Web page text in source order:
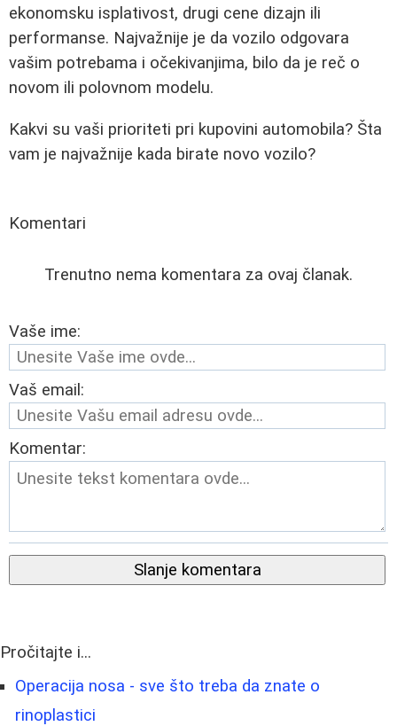
ekonomsku isplativost, drugi cene dizajn ili
performanse. Najvažnije je da vozilo odgovara
vašim potrebama i očekivanjima, bilo da je reč o
novom ili polovnom modelu.
Kakvi su vaši prioriteti pri kupovini automobila? Šta
vam je najvažnije kada birate novo vozilo?
Komentari
Trenutno nema komentara za ovaj članak.
Vaše ime:
Vaš email:
Komentar:
Slanje komentara
Pročitajte i...
Operacija nosa - sve što treba da znate o
rinoplastici